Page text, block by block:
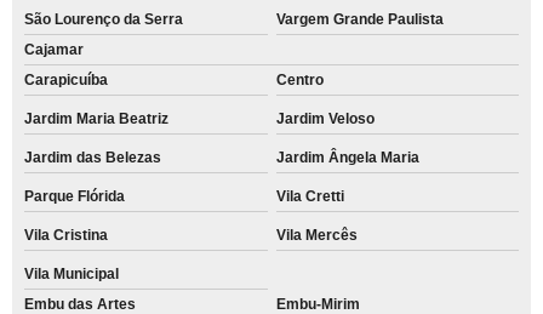
São Lourenço da Serra
Vargem Grande Paulista
Cajamar
Carapicuíba
Centro
Jardim Maria Beatriz Jardim Veloso
Jardim das Belezas Jardim Ângela Maria
Parque Flórida Vila Cretti
Vila Cristina Vila Mercês
Vila Municipal
Embu das Artes
Embu-Mirim